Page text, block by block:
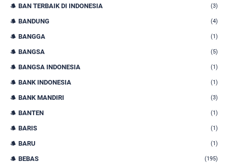
BAN TERBAIK DI INDONESIA (3)
BANDUNG (4)
BANGGA (1)
BANGSA (5)
BANGSA INDONESIA (1)
BANK INDONESIA (1)
BANK MANDIRI (3)
BANTEN (1)
BARIS (1)
BARU (1)
BEBAS (195)